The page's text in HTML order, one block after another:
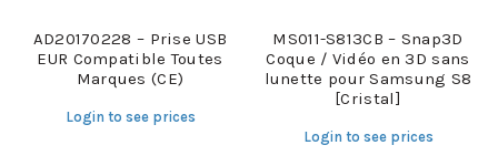
AD20170228 – Prise USB
EUR Compatible Toutes
Marques (CE)
Login to see prices
MS011-S813CB – Snap3D
Coque / Vidéo en 3D sans
lunette pour Samsung S8
[Cristal]
Login to see prices